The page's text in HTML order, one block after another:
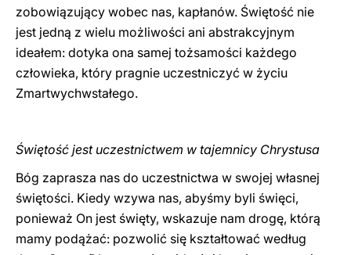
zobowiązujący wobec nas, kapłanów. Świętość nie
jest jedną z wielu możliwości ani abstrakcyjnym
ideałem: dotyka ona samej tożsamości każdego
człowieka, który pragnie uczestniczyć w życiu
Zmartwychwstałego.
Świętość jest uczestnictwem w tajemnicy Chrystusa
Bóg zaprasza nas do uczestnictwa w swojej własnej
świętości. Kiedy wzywa nas, abyśmy byli święci,
ponieważ On jest święty, wskazuje nam drogę, którą
mamy podążać: pozwolić się kształtować według